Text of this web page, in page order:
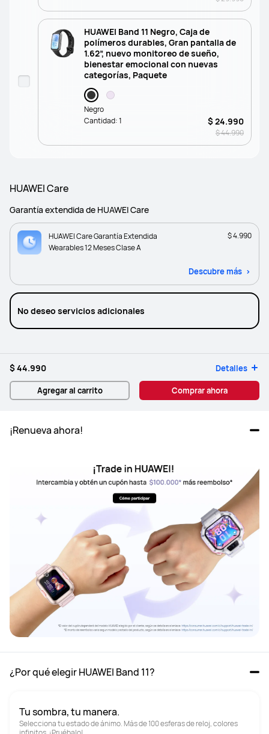
HUAWEI Band 11 Negro, Caja de
polímeros durables, Gran pantalla de
1.62”, nuevo monitoreo de sueño,
bienestar emocional con nuevas
categorías, Paquete
Negro
$ 24.990
$ 44.990
Cantidad:1
HUAWEI Care
Garantía extendida de HUAWEI Care
HUAWEI Care Garantía Extendida
Wearables 12 Meses Clase A
$ 4.990
Descubre más
No deseo servicios adicionales
$ 44.990 Detalles
Agregar al carrito Comprar ahora
¡Renueva ahora!
¿Por qué elegir HUAWEI Band 11?
Tu sombra, tu manera.
Selecciona tu estado de ánimo. Más de 100 esferas de reloj, colores